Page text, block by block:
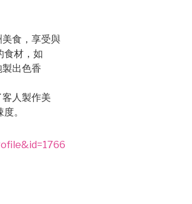
食，享受與
食材，如
出色香
人製作美
。